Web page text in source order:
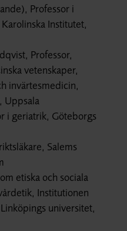
Professor i
Institutet,
Professor,
vetenskaper,
invärtesmedicin,
Uppsala
i geriatrik, Göteborgs
Salems
etiska och sociala
Institutionen
universitet,